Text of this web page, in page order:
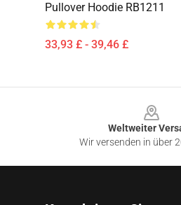
Pullover Hoodie RB1211
33,93 £ - 39,46 £
Weltweiter
Wir versenden in über